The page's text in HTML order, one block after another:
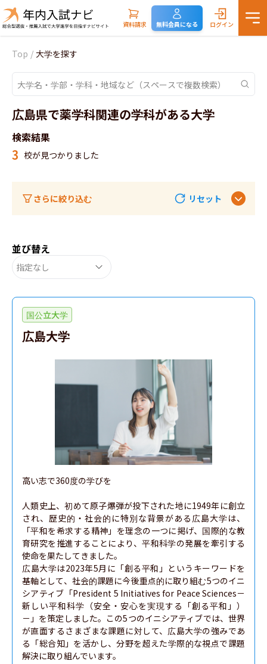
資料請求 無料会員になる ログイン
Top / 大学を探す
広島県で薬学科関連の学科がある大学
検索結果
3 校が見つかりました
さらに絞り込む リセット
並び替え
指定なし
国公立大学
広島大学
高い志で360度の学びを
人類史上、初めて原子爆弾が投下された地に1949年に創立
され、歴史的・社会的に特別な背景がある広島大学は、
「平和を希求する精神」を理念の一つに掲げ、国際的な教
育研究を推進することにより、平和科学の発展を牽引する
使命を果たしてきました。
広島大学は2023年5月に「創る平和」というキーワードを
基軸として、社会的課題に今後重点的に取り組む5つのイニ
シアティブ「President 5 Initiatives for Peace Sciences－
新しい平和科学（安全・安心を実現する「創る平和」）
－」を策定しました。この5つのイニシアティブでは、世界
が直面するさまざまな課題に対して、広島大学の強みであ
る「総合知」を活かし、分野を超えた学際的な視点で課題
解決に取り組んでいます。